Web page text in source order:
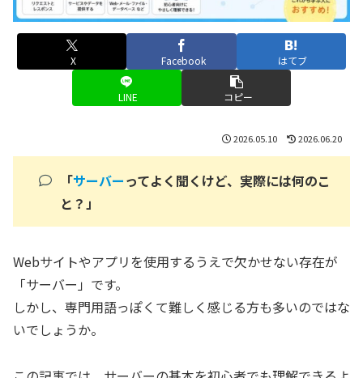
X Facebook はてブ
LINE コピー
2026.05.10 2026.06.20
「サーバーってよく聞くけど、実際には何のこ
と？」
Webサイトやアプリを使用するうえで欠かせない存在が
「サーバー」です。
しかし、専門用語っぽくて難しく感じる方も多いのではな
いでしょうか。